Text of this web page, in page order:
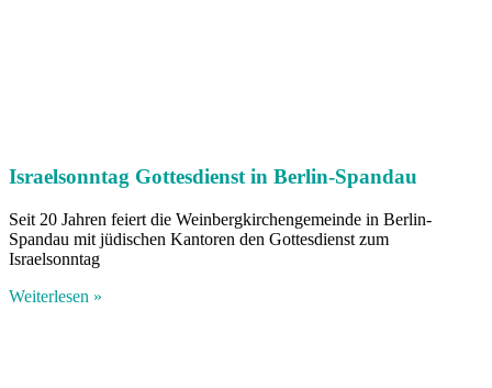
Israelsonntag Gottesdienst in Berlin-Spandau
Seit 20 Jahren feiert die Weinbergkirchengemeinde in Berlin-
Spandau mit jüdischen Kantoren den Gottesdienst zum
Israelsonntag
Weiterlesen »